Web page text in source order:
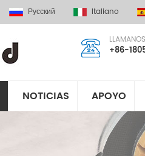
Русский Italiano
LLAMANOS
+86-
NOTICIAS APOYO